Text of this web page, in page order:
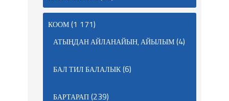
КООМ(1 171)
АТЫҢДАН АЙЛАНАЙЫН, АЙЫЛЫМ(4)
БАЛ ТИЛ БАЛАЛЫК(6)
БАРТАРАП(239)